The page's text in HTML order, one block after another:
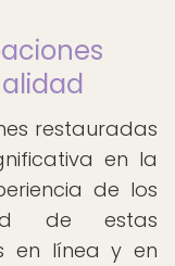
restauradas
en la
de los
de estas
en línea y en